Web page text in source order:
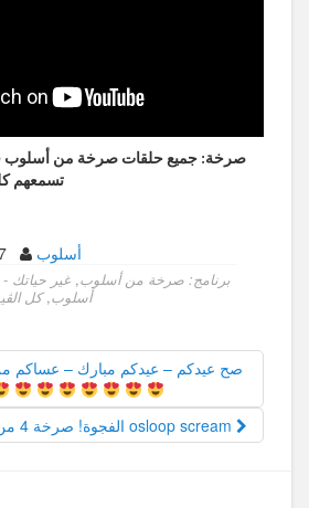
صرخة: جميع حلقات صرخة من أسلوب
أسلوب
برنامج: صرخة من أسلوب, غير حياتك
أسلوب,كل
الفجوة! صرخة 4 من أسلوب osloop scream